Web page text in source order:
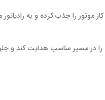
را جذب کرده و به
در مسیر مناسب هدایت کند و